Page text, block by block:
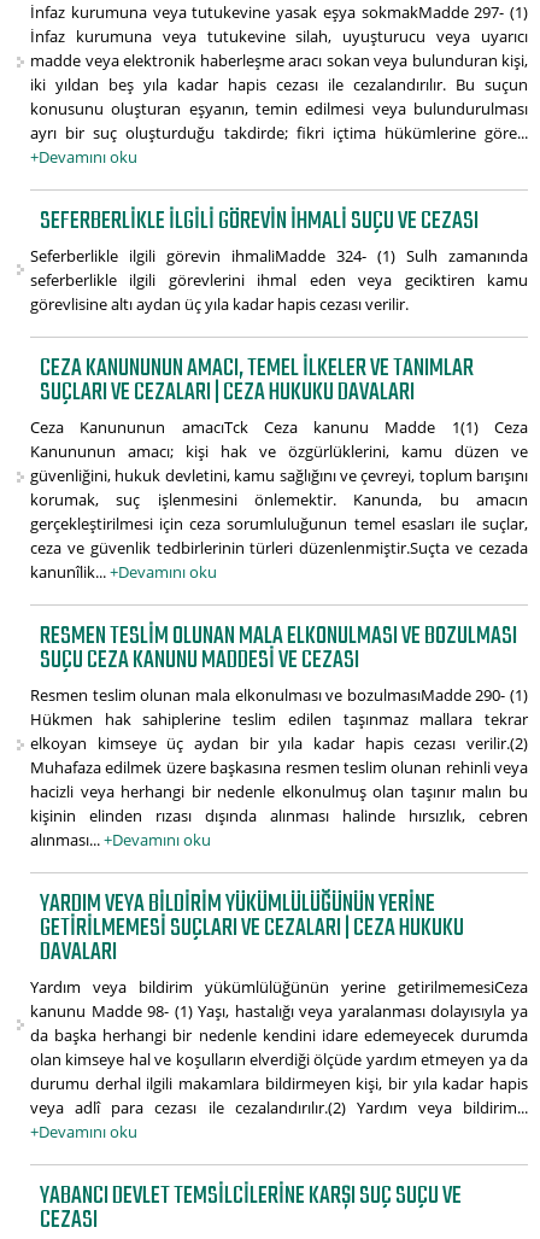
İnfaz kurumuna veya tutukevine yasak eşya sokmakMadde 297- (1)
İnfaz kurumuna veya tutukevine silah, uyuşturucu veya uyarıcı
madde veya elektronik haberleşme aracı sokan veya bulunduran kişi,
iki yıldan beş yıla kadar hapis cezası ile cezalandırılır. Bu suçun
konusunu oluşturan eşyanın, temin edilmesi veya bulundurulması
ayrı bir suç oluşturduğu takdirde; fikri içtima hükümlerine göre...
+Devamını oku
SEFERBERLIKLE ILGILI GÖREVIN IHMALI SUÇU VE CEZASI
Seferberlikle ilgili görevin ihmaliMadde 324- (1) Sulh zamanında
seferberlikle ilgili görevlerini ihmal eden veya geciktiren kamu
görevlisine altı aydan üç yıla kadar hapis cezası verilir.
CEZA KANUNUNUN AMACI, TEMEL İLKELER VE TANIMLAR
SUÇLARI VE CEZALARI | CEZA HUKUKU DAVALARI
Ceza Kanununun amacıTck Ceza kanunu Madde 1(1) Ceza
Kanununun amacı; kişi hak ve özgürlüklerini, kamu düzen ve
güvenliğini, hukuk devletini, kamu sağlığını ve çevreyi, toplum barışını
korumak, suç işlenmesini önlemektir. Kanunda, bu amacın
gerçekleştirilmesi için ceza sorumluluğunun temel esasları ile suçlar,
ceza ve güvenlik tedbirlerinin türleri düzenlenmiştir.Suçta ve cezada
kanunîlik...+Devamını oku
RESMEN TESLIM OLUNAN MALA ELKONULMASI VE BOZULMASI
SUÇU CEZA KANUNU MADDESI VE CEZASI
Resmen teslim olunan mala elkonulması ve bozulmasıMadde 290- (1)
Hükmen hak sahiplerine teslim edilen taşınmaz mallara tekrar
elkoyan kimseye üç aydan bir yıla kadar hapis cezası verilir.(2)
Muhafaza edilmek üzere başkasına resmen teslim olunan rehinli veya
hacizli veya herhangi bir nedenle elkonulmuş olan taşınır malın bu
kişinin elinden rızası dışında alınması halinde hırsızlık, cebren
alınması...+Devamını oku
YARDIM VEYA BILDIRIM YÜKÜMLÜLÜĞÜNÜN YERINE
GETIRILMEMESI SUÇLARI VE CEZALARI | CEZA HUKUKU
DAVALARI
Yardım veya bildirim yükümlülüğünün yerine getirilmemesiCeza
kanunu Madde 98- (1) Yaşı, hastalığı veya yaralanması dolayısıyla ya
da başka herhangi bir nedenle kendini idare edemeyecek durumda
olan kimseye hal ve koşulların elverdiği ölçüde yardım etmeyen ya da
durumu derhal ilgili makamlara bildirmeyen kişi, bir yıla kadar hapis
veya adlî para cezası ile cezalandırılır.(2) Yardım veya bildirim...
+Devamını oku
YABANCI DEVLET TEMSILCILERINE KARŞI SUÇ SUÇU VE
CEZASI